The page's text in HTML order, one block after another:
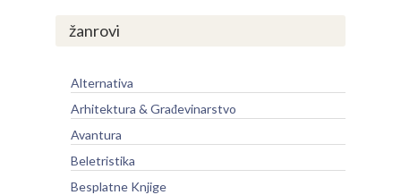
žanrovi
Alternativa
Arhitektura & Građevinarstvo
Avantura
Beletristika
Besplatne Knjige